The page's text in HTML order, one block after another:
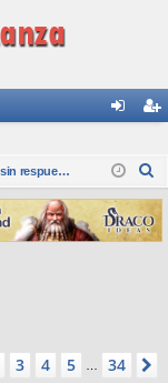
nti
fic
ar
ist
ra
rs
Temas sin respuesta
s
c
de 34
3 4 5 34